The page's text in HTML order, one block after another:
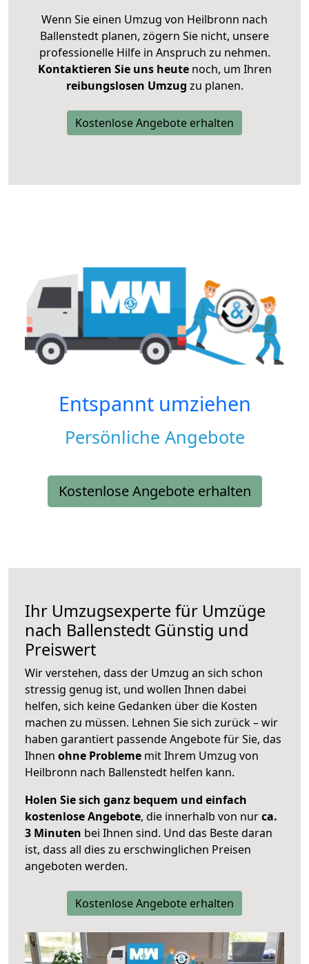
Wenn Sie einen Umzug von Heilbronn nach
Ballenstedt planen, zögern Sie nicht, unsere
professionelle Hilfe in Anspruch zu nehmen.
Kontaktieren Sie uns heutenoch, um Ihren
reibungslosen Umzug zu planen.
Kostenlose Angebote erhalten
Entspannt umziehen
Persönliche Angebote
Kostenlose Angebote erhalten
Ihr Umzugsexperte für Umzüge
nach Ballenstedt Günstig und
Preiswert
Wir verstehen, dass der Umzug an sich schon
stressig genug ist, und wollen Ihnen dabei
helfen, sich keine Gedanken über die Kosten
machen zu müssen. Lehnen Sie sich zurück – wir
haben garantiert passende Angebote für Sie, das
Ihnen ohne Probleme mit Ihrem Umzug von
Heilbronn nach Ballenstedt helfen kann.
Holen Sie sich ganz bequem und einfach
kostenlose Angebote, die innerhalb von nurca.
3 Minuten bei Ihnen sind. Und das Beste daran
ist, dass all dies zu erschwinglichen Preisen
angeboten werden.
Kostenlose Angebote erhalten